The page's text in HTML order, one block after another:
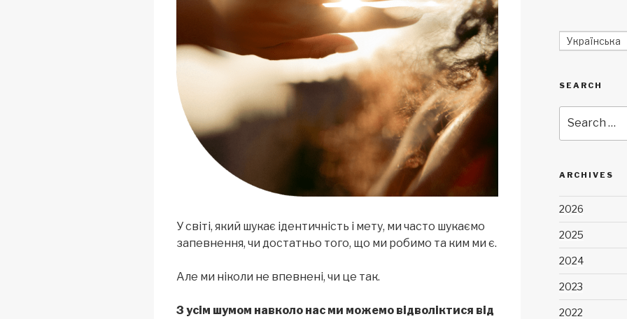
У світі, який шукає ідентичність і мету, ми часто шукаємо
запевнення, чи достатньо того, що ми робимо та ким ми є.
Але ми ніколи не впевнені, чи це так.
З усім шумом навколо нас ми можемо відволіктися від
Українська
SEARCH
for:
ARCHIVES
2026
2025
2024
2023
2022